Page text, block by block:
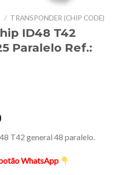
/ TRANSPONDER (CHIP CODE)
ID48 T42
Paralelo Ref.:
O
atual
é:
R$18,90.
T42 general 48 paralelo.
WhatsApp